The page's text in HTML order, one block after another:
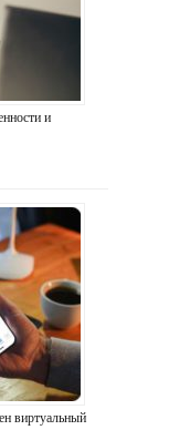
и
виртуальный